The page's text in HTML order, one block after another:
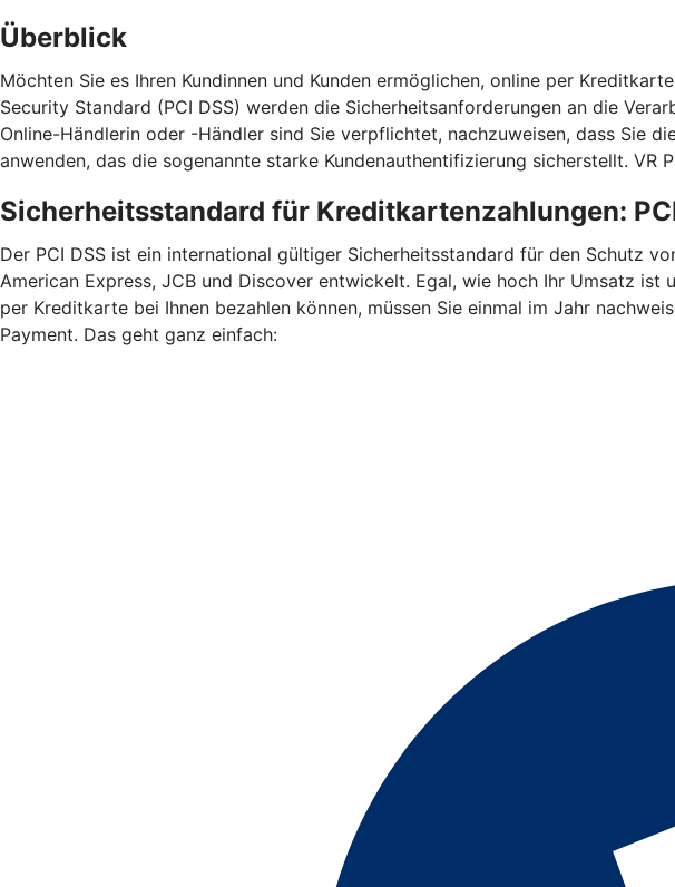
Überblick
Möchten Sie es Ihren Kundinnen und Kunden ermöglichen, online per
Security Standard (PCI DSS) werden die Sicherheitsanforderungen an die
Online-Händlerin oder -Händler sind Sie verpflichtet, nachzuweisen, dass Sie
anwenden, das die sogenannte starke Kundenauthentifizierung sicherstellt. VR
Sicherheitsstandard für Kreditkartenzahlungen:
Der PCI DSS ist ein international gültiger Sicherheitsstandard für den Schutz
American Express, JCB und Discover entwickelt. Egal, wie hoch Ihr Umsatz ist
per Kreditkarte bei Ihnen bezahlen können, müssen Sie einmal im Jahr
Payment. Das geht ganz einfach: